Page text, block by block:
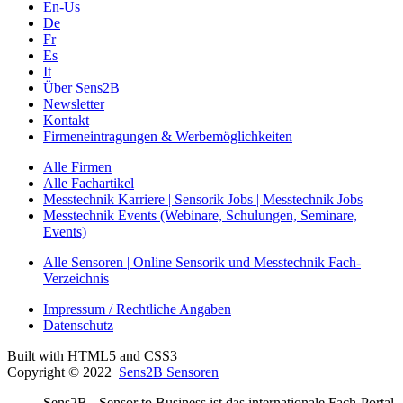
En-Us
De
Fr
Es
It
Über Sens2B
Newsletter
Kontakt
Firmeneintragungen & Werbemöglichkeiten
Alle Firmen
Alle Fachartikel
Messtechnik Karriere | Sensorik Jobs | Messtechnik Jobs
Messtechnik Events (Webinare, Schulungen, Seminare,
Events)
Alle Sensoren | Online Sensorik und Messtechnik Fach-
Verzeichnis
Impressum / Rechtliche Angaben
Datenschutz
Built with HTML5 and CSS3
Copyright © 2022 Sens2B Sensoren